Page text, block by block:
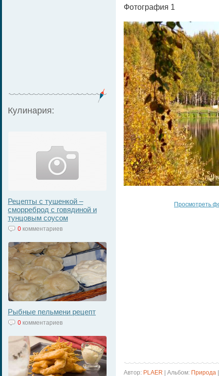
Кулинария:
Рецепты с тушенкой –
сморреброд с говядиной и
тунцовым соусом
0 комментариев
Рыбные пельмени рецепт
0 комментариев
Фотография 1
Просмотреть
Автор: PLAER | Альбом: Природа|